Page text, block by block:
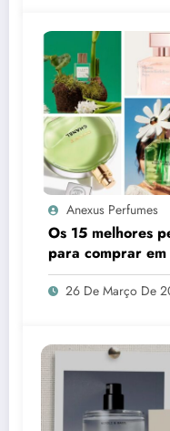
Anexus Perfumes
Os 15 melhores
para comprar
26 De Março De